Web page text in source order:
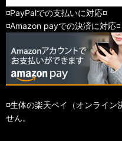
◽️PayPalでの支払いに対応◽️
◽️Amazon payでの決済に対応◽️
◽️生体の楽天ペイ（オンライ
せん。